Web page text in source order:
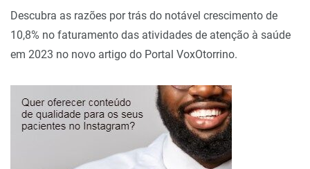
Descubra as razões por trás do notável crescimento de
10,8% no faturamento das atividades de atenção à saúde
em 2023 no novo artigo do Portal VoxOtorrino.